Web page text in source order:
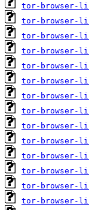
tor-browser-
tor-browser-
tor-browser-
tor-browser-
tor-browser-
tor-browser-
tor-browser-
tor-browser-
tor-browser-
tor-browser-
tor-browser-
tor-browser-
tor-browser-
tor-browser-